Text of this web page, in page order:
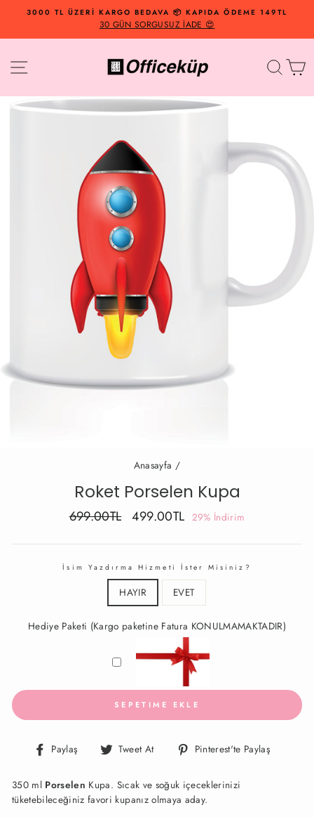
İçeriğe3000 TL ÜZERİ KARGO BEDAVA 📦 KAPIDA ÖDEME 149TL
30 GÜN SORGUSUZ İADE 😍
Arama
Anasayfa /
Roket Porselen Kupa
Fiyat
699.00TL
İndirimli
499.00TL 29% İndirim
İsim Yazdırma Hizmeti İster Misiniz?
HAYIR EVET
Hediye Paketi (Kargo paketine Fatura KONULMAMAKTADIR)
SEPETIME EKLE
Paylaş
Facebook'ta
Tweet At
Twitter'daPinterest'te Paylaş
350 ml Porselen Kupa. Sıcak ve soğuk içeceklerinizi
tüketebileceğiniz favori kupanız olmaya aday.